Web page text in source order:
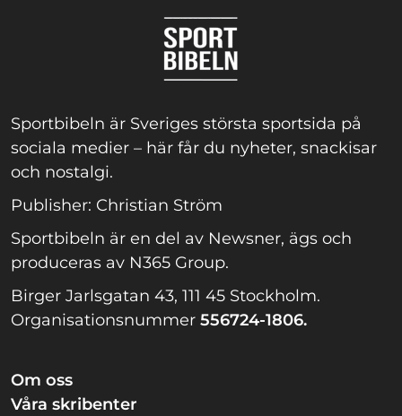
Sportbibeln är Sveriges största sportsida på
sociala medier – här får du nyheter, snackisar
och nostalgi.
Publisher: Christian Ström
Sportbibeln är en del av Newsner, ägs och
produceras av N365 Group.
Birger Jarlsgatan 43, 111 45 Stockholm.
Organisationsnummer 556724-1806.
Om oss
Våra skribenter